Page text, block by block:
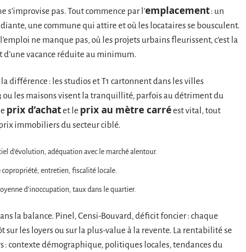
s’improvise pas. Tout commence par l’emplacement: un
une commune qui attire et où les locataires se bousculent.
ne manque pas, où les projets urbains fleurissent, c’est la
d’une vacance réduite au minimum.
différence : les studios et T1 cartonnent dans les villes
ou les maisons visent la tranquillité, parfois au détriment du
prix d’achatet le prix au mètre carréest vital, tout
immobiliers du secteur ciblé.
d’évolution, adéquation avec le marché alentour.
copropriété, entretien, fiscalité locale.
d’inoccupation, taux dans le quartier.
la balance. Pinel, Censi-Bouvard, déficit foncier : chaque
les loyers ou sur la plus-value à la revente. La rentabilité se
: contexte démographique, politiques locales, tendances du